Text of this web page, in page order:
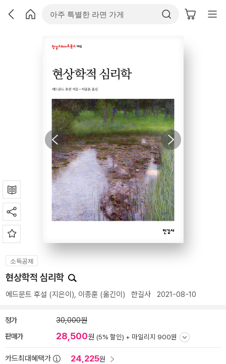
소득공제
현상학적 심리학
에드문트 후설 (지은이), 이종훈 (옮긴이) 한길사 2021-08-10
정가 30,000원
판매가 28,500원 (5% 할인) + 마일리지 900원
카드최대혜택가 24,225원